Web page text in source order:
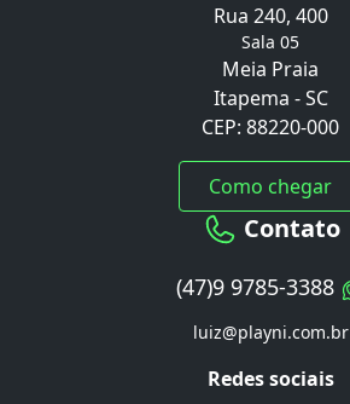
Rua 240, 400
Sala 05
Meia Praia
Itapema - SC
CEP: 88220-000
Como chegar
Contato
(47)9 9785-3388
luiz@playni.com.br
Redes sociais